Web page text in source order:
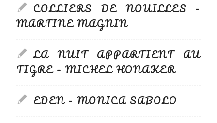
COLLIERS DE NOUILLES –
MARTINE MAGNIN
LA NUIT APPARTIENT AU
TIGRE – MICHEL HONAKER
EDEN – MONICA SABOLO